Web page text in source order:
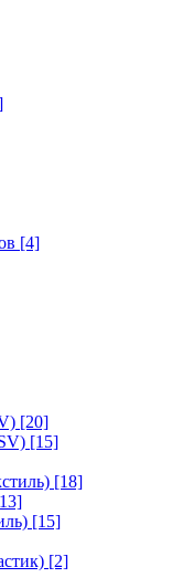
[4]
[20]
[15]
[18]
[15]
[2]